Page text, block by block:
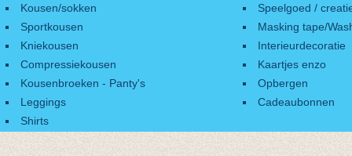
Kousen/sokken
Sportkousen
Kniekousen
Compressiekousen
Kousenbroeken - Panty's
Leggings
Shirts
Speelgoed /
Masking tape/
Interieurdecoratie
Kaartjes enzo
Opbergen
Cadeaubonnen